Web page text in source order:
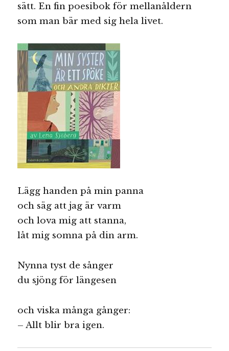
sätt. En fin poesibok för mellanåldern
som man bär med sig hela livet.
Lägg handen på min panna
och säg att jag är varm
och lova mig att stanna,
låt mig somna på din arm.
Nynna tyst de sånger
du sjöng för längesen
och viska många gånger:
– Allt blir bra igen.